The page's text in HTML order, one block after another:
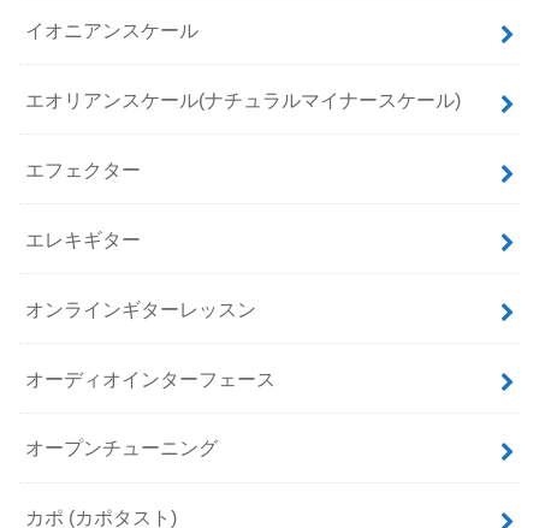
イオニアンスケール
エオリアンスケール(ナチュラルマイナースケール)
エフェクター
エレキギター
オンラインギターレッスン
オーディオインターフェース
オープンチューニング
カポ (カポタスト)